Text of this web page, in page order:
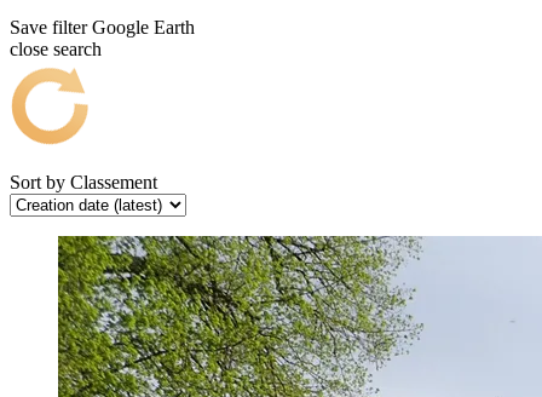
Save filter Google Earth
close search
Sort by Classement